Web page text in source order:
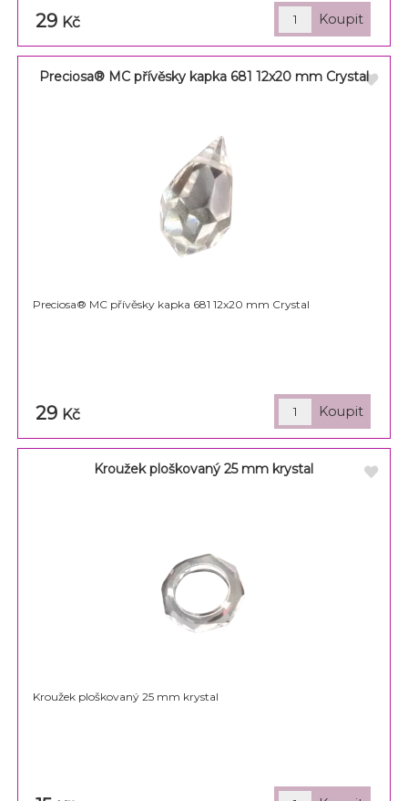
29 Kč
Preciosa® MC přívěsky kapka 681 12x20 mm Crystal
Preciosa® MC přívěsky kapka 681 12x20 mm Crystal
29 Kč
Kroužek ploškovaný 25 mm krystal
Kroužek ploškovaný 25 mm krystal